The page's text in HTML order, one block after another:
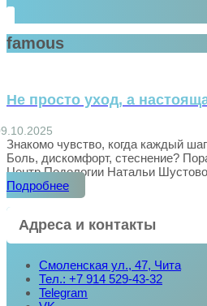
famous
Не просто уход, а
Знакомо чувство, когда каждый
Боль, дискомфорт, стеснение?
Центр Подологии Натальи
Подробнее
Адреса и контакты
Смоленская ул., 47, Чита
Тел.: +7 914 529-43-32
Telegram